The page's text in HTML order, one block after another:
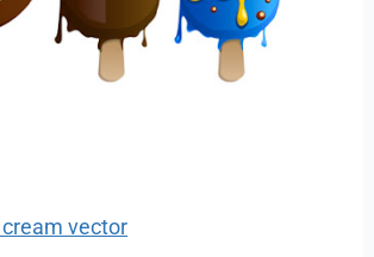
vector